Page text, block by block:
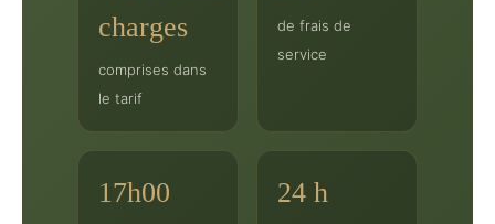
charges
comprises dans
le tarif
de frais de
service
17h00 24 h